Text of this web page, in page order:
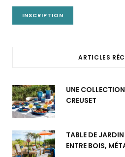
ARTICLES
UNE
CREUSET
TABLE DE
ENTRE BOIS,